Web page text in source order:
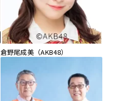
倉野尾成美（AKB48）